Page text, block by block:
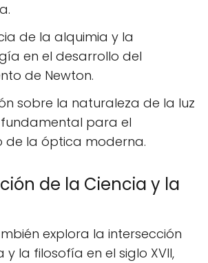
de la alquimia y la
en el desarrollo del
de Newton.
sobre la naturaleza de la luz
fundamental para el
de la óptica moderna.
de la Ciencia y la
explora la intersección
y la filosofía en el siglo XVII,